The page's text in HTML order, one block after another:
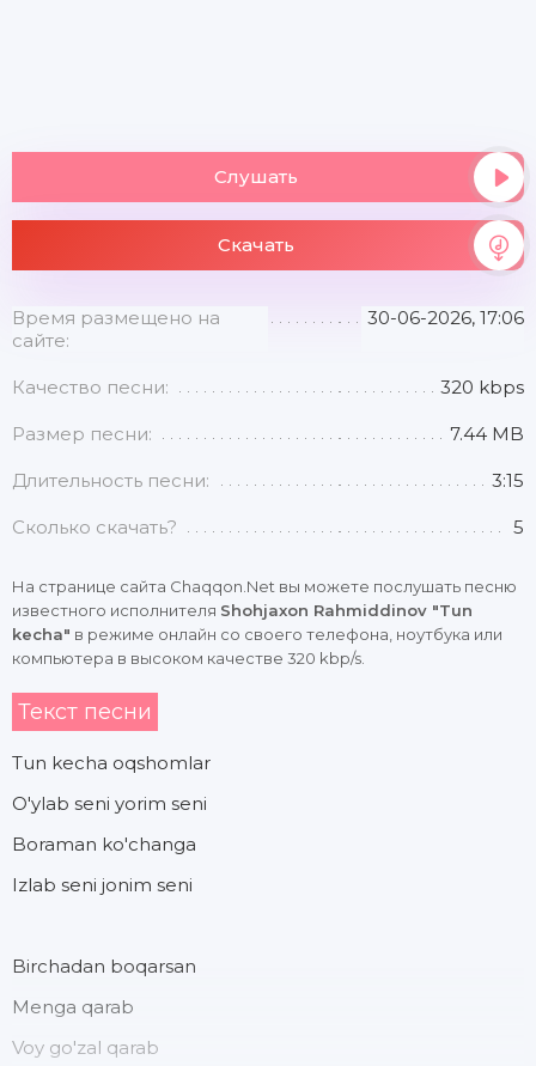
Слушать
Скачать
Время размещено на
сайте:
30-06-2026, 17:06
Качество песни: 320 kbps
Размер песни: 7.44 MB
Длительность песни: 3:15
Сколько скачать? 5
На странице сайта Chaqqon.Net вы можете послушать песню
известного исполнителя Shohjaxon Rahmiddinov "Tun
kecha" в режиме онлайн со своего телефона, ноутбука или
компьютера в высоком качестве 320 kbp/s.
Текст песни
Tun kecha oqshomlar
O'ylab seni yorim seni
Boraman ko'changa
Izlab seni jonim seni
Birchadan boqarsan
Menga qarab
Voy go'zal qarab